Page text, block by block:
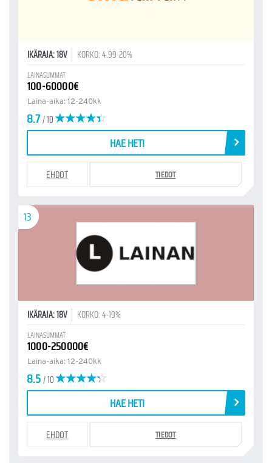
IKÄRAJA: 18V KORKO: 4.99-20%
LAINASUMMAT
100-60000€
Laina-aika: 12-240kk
8.7/ 10
HAE HETI
EHDOT TIEDOT
13
IKÄRAJA: 18V KORKO: 4-19%
LAINASUMMAT
1000-250000€
Laina-aika: 12-240kk
8.5/ 10
HAE HETI
EHDOT TIEDOT